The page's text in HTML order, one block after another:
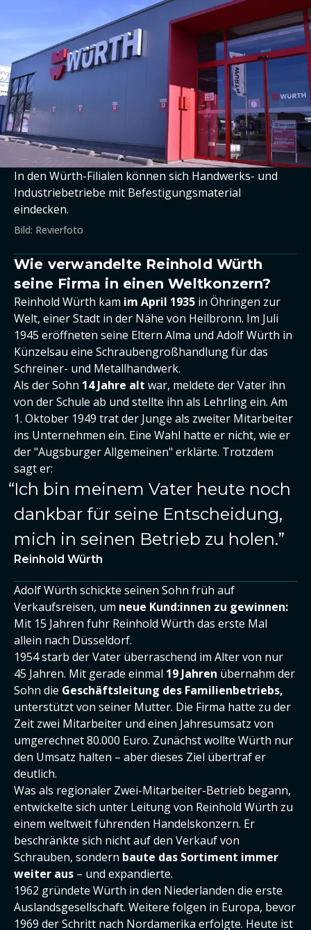
In den Würth-Filialen können sich Handwerks- und
Industriebetriebe mit Befestigungsmaterial
eindecken.
Bild: Revierfoto
Wie verwandelte Reinhold Würth
seine Firma in einen Weltkonzern?
Reinhold Würth kam im April 1935 in Öhringen zur
Welt, einer Stadt in der Nähe von Heilbronn. Im Juli
1945 eröffneten seine Eltern Alma und Adolf Würth in
Künzelsau eine Schraubengroßhandlung für das
Schreiner- und Metallhandwerk.
Als der Sohn 14 Jahre alt war, meldete der Vater ihn
von der Schule ab und stellte ihn als Lehrling ein. Am
1. Oktober 1949 trat der Junge als zweiter Mitarbeiter
ins Unternehmen ein. Eine Wahl hatte er nicht, wie er
der "Augsburger Allgemeinen" erklärte. Trotzdem
sagt er:
Ich bin meinem Vater heute noch
dankbar für seine Entscheidung,
mich in seinen Betrieb zu holen.
Reinhold Würth
Adolf Würth schickte seinen Sohn früh auf
Verkaufsreisen, um neue Kund:innen zu gewinnen:
Mit 15 Jahren fuhr Reinhold Würth das erste Mal
allein nach Düsseldorf.
1954 starb der Vater überraschend im Alter von nur
45 Jahren. Mit gerade einmal 19 Jahren übernahm der
Sohn die Geschäftsleitung des Familienbetriebs,
unterstützt von seiner Mutter. Die Firma hatte zu der
Zeit zwei Mitarbeiter und einen Jahresumsatz von
umgerechnet 80.000 Euro. Zunächst wollte Würth nur
den Umsatz halten – aber dieses Ziel übertraf er
deutlich.
Was als regionaler Zwei-Mitarbeiter-Betrieb begann,
entwickelte sich unter Leitung von Reinhold Würth zu
einem weltweit führenden Handelskonzern. Er
beschränkte sich nicht auf den Verkauf von
Schrauben, sondern baute das Sortiment immer
weiter aus – und expandierte.
1962 gründete Würth in den Niederlanden die erste
Auslandsgesellschaft. Weitere folgen in Europa, bevor
1969 der Schritt nach Nordamerika erfolgte. Heute ist